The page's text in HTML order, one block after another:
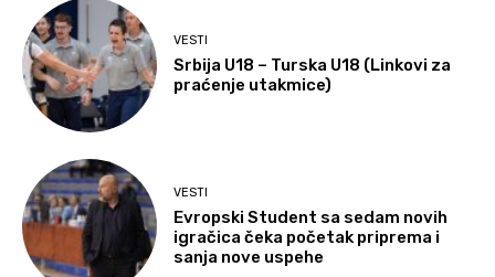
VESTI
Srbija U18 – Turska U18 (Linkovi za
praćenje utakmice)
VESTI
Evropski Student sa sedam novih
igračica čeka početak priprema i
sanja nove uspehe